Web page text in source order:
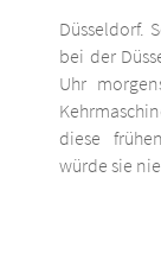
Düsseldorf.
bei der
Uhr
diese
würde sie